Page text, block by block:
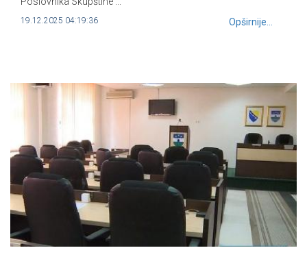
19.12.2025 04:19:36 Opširnije...